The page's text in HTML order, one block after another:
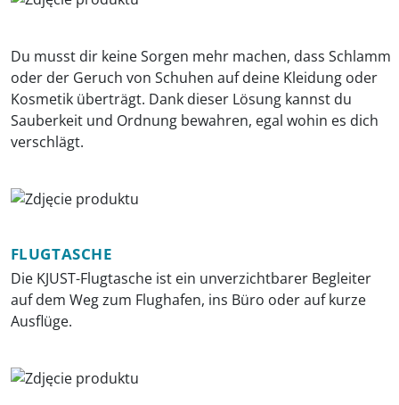
Du musst dir keine Sorgen mehr machen, dass Schlamm
oder der Geruch von Schuhen auf deine Kleidung oder
Kosmetik überträgt. Dank dieser Lösung kannst du
Sauberkeit und Ordnung bewahren, egal wohin es dich
verschlägt.
FLUGTASCHE
Die KJUST-Flugtasche ist ein unverzichtbarer Begleiter
auf dem Weg zum Flughafen, ins Büro oder auf kurze
Ausflüge.